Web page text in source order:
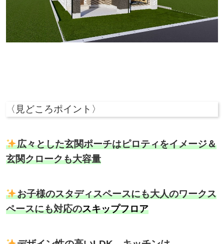
〈見どころポイント〉
広々とした玄関ポーチはピロティをイメージ＆
玄関クロークも大容量
お子様のスタディスペースにも大人のワークス
ペースにも対応のスキップフロア